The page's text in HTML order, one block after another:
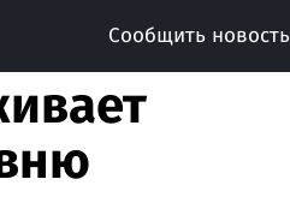
Сообщить новость